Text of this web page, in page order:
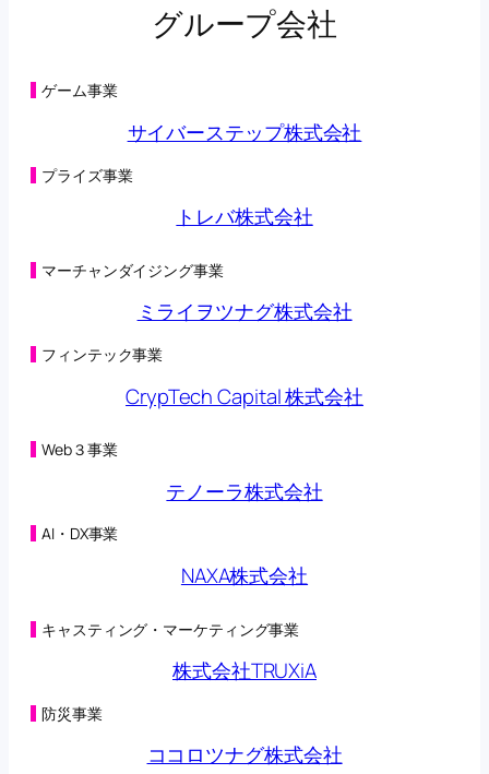
主要株主の異動に関するお知らせ(134KB)
2026年05月29日
滅並びに特別利益の計上に関するお知らせ
2026年05月29日
第三者割当により調達した資金の支出予定時期の変更
に関するお知らせ(198KB)
2026年05月28日
主要株主の異動に関するお知らせ
第三者割当による第42回新株予約権の行使状況に関す
2026年05月15日
(125KB)
第三者割当による第42回新株予約権の行使状況に関す
2026年05月01日
第三者割当による第42回新株予約権の行使状況に関す
2026年04月27日
「CHARGESPOT」による相互送客キャンペーン実施に
2026年04月24日
(98KB)
子会社の異動を伴う株式の取得に関する株式譲渡契約
締結のお知らせ
(230KB)
2026年04月22日
合弁会社（連結子会社）設立及び子会社における新た
な事業の開始に関するお知らせ
2026年04月20日
（訂正・数値データ訂正）2026年５月期 第３四半期決
算短信〔日本基準〕（連結）の一部訂正につい
グループ会社
ゲーム事業
サイバーステップ株式会社
プライズ事業
トレバ株式会社
マーチャンダイジング事業
ミライヲツナグ株式会社
フィンテック事業
CrypTech Capital 株式会社
Web３事業
テノーラ株式会社
AI・DX事業
NAXA株式会社
キャスティング・マーケティング事業
株式会社TRUXiA
防災事業
ココロツナグ株式会社